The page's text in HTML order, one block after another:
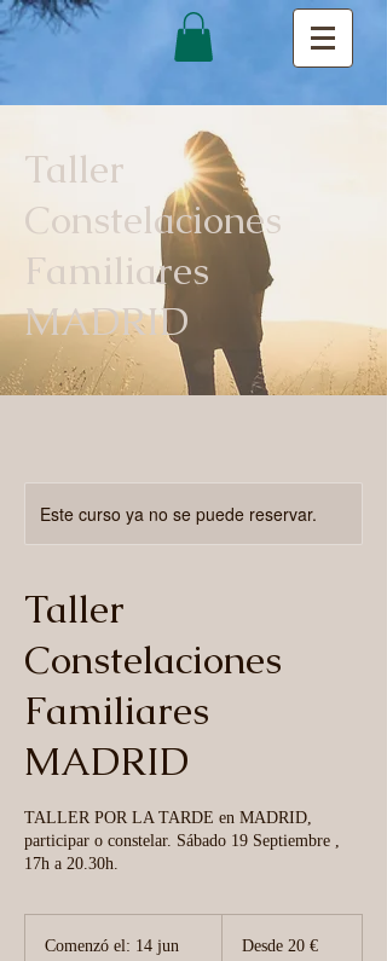
Taller
Constelaciones
Familiares
MADRID
Este curso ya no se puede reservar.
Taller
Constelaciones
Familiares
MADRID
TALLER POR LA TARDE en MADRID,
participar o constelar. Sábado 19 Septiembre ,
17h a 20.30h.
Comenzó el: 14 jun
eurosDesde 20 €